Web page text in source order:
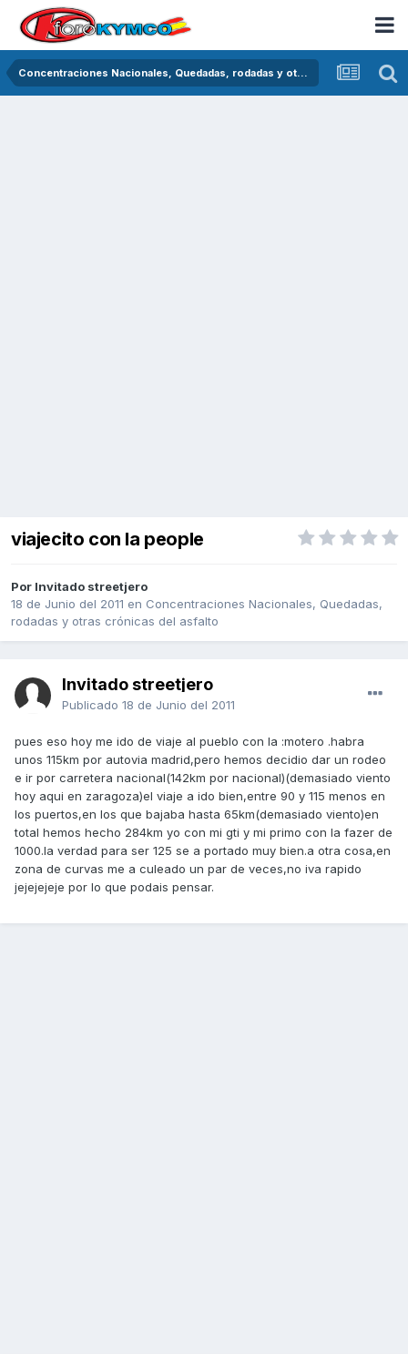
Concentraciones Nacionales, Quedadas, rodadas y otras crónicas del asfalto
viajecito con la people
Por Invitado streetjero
18 de Junio del 2011 en Concentraciones Nacionales, Quedadas,
rodadas y otras crónicas del asfalto
Invitado streetjero
Publicado 18 de Junio del 2011
pues eso hoy me ido de viaje al pueblo con la :motero .habra
unos 115km por autovia madrid,pero hemos decidio dar un rodeo
e ir por carretera nacional(142km por nacional)(demasiado viento
hoy aqui en zaragoza)el viaje a ido bien,entre 90 y 115 menos en
los puertos,en los que bajaba hasta 65km(demasiado viento)en
total hemos hecho 284km yo con mi gti y mi primo con la fazer de
1000.la verdad para ser 125 se a portado muy bien.a otra cosa,en
zona de curvas me a culeado un par de veces,no iva rapido
jejejejeje por lo que podais pensar.